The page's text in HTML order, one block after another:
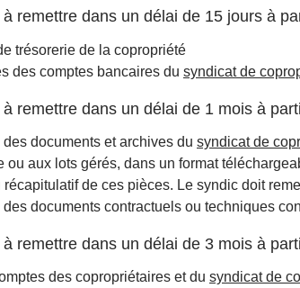
remettre dans un délai de 15 jours à
trésorerie de la copropriété
des comptes bancaires du syndicat de
remettre dans un délai de 1 mois à
des documents et archives du syndicat de
ou aux lots gérés, dans un format
récapitulatif de ces pièces. Le syndic doit
des documents contractuels ou techniques
remettre dans un délai de 3 mois à
des copropriétaires et du syndicat de